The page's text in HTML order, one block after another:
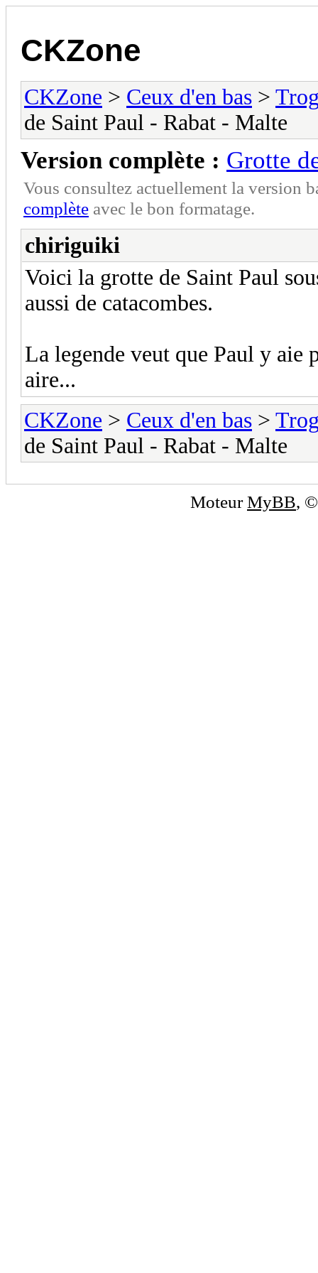
CKZone
CKZone > Ceux d'en bas >
de Saint Paul - Rabat - Malte
Version complète : Grotte
Vous consultez actuellement la version
complète avec le bon formatage.
chiriguiki
Voici la grotte de Saint Paul
aussi de catacombes.
La legende veut que Paul y aie
aire...
CKZone > Ceux d'en bas >
de Saint Paul - Rabat - Malte
MoteurMyBB,